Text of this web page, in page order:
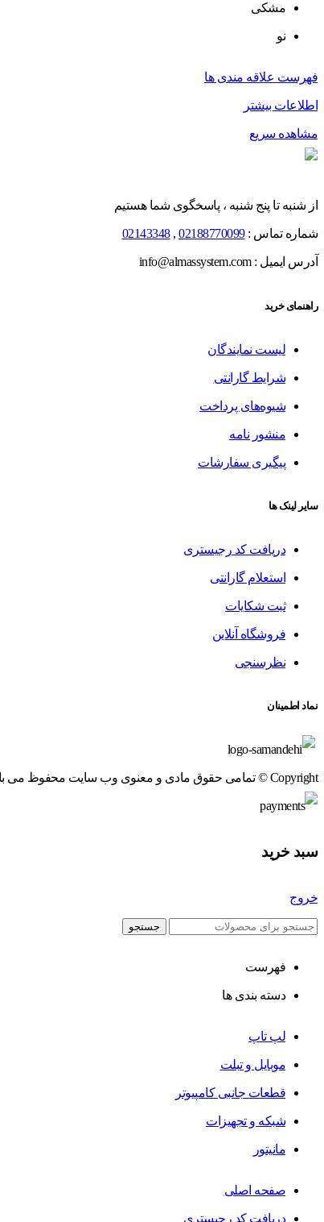
مشکی
نو
فهرست علاقه مندی ها
اطلاعات بیشتر
مشاهده سریع
از شنبه تا پنج شنبه ، پاسخگوی شما هستیم
شماره تماس :02188770099
,
02143348
آدرس ایمیل : info@almassystem.com
راهنمای خرید
لیست نمایندگان
شرایط گارانتی
شیوه‌های پرداخت
منشور نامه
پیگیری سفارشات
سایر لینک ها
دریافت کد رجیستری
استعلام گارانتی
ثبت شکایات
فروشگاه آنلاین
نظرسنجی
نماد اطمینان
Copyright © تمامی حقوق مادی و معنوی وب سایت محفوظ می باشد
سبد خرید
خروج
جستجو
فهرست
دسته بندی ها
لپ تاپ
موبایل و تبلت
قطعات جانبی کامپیوتر
شبکه و تجهیزات
مانیتور
صفحه اصلی
دریافت کد رجیستری